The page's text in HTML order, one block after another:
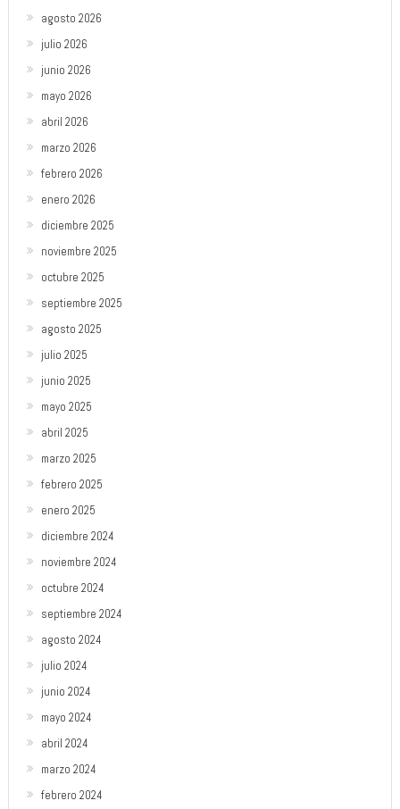
agosto 2026
julio 2026
junio 2026
mayo 2026
abril 2026
marzo 2026
febrero 2026
enero 2026
diciembre 2025
noviembre 2025
octubre 2025
septiembre 2025
agosto 2025
julio 2025
junio 2025
mayo 2025
abril 2025
marzo 2025
febrero 2025
enero 2025
diciembre 2024
noviembre 2024
octubre 2024
septiembre 2024
agosto 2024
julio 2024
junio 2024
mayo 2024
abril 2024
marzo 2024
febrero 2024